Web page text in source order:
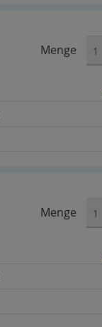
Menge
Menge